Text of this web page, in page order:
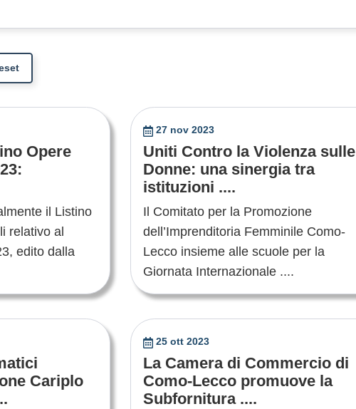
Opere
il Listino
relativo al
edito dalla
27 nov 2023
Uniti Contro la Violenza sulle
Donne: una sinergia tra
istituzioni ....
Il Comitato per la Promozione
dell’Imprenditoria Femminile Como-
Lecco insieme alle scuole per la
Giornata Internazionale ....
Cariplo
25 ott 2023
La Camera di Commercio di
Como-Lecco promuove la
Subfornitura ....